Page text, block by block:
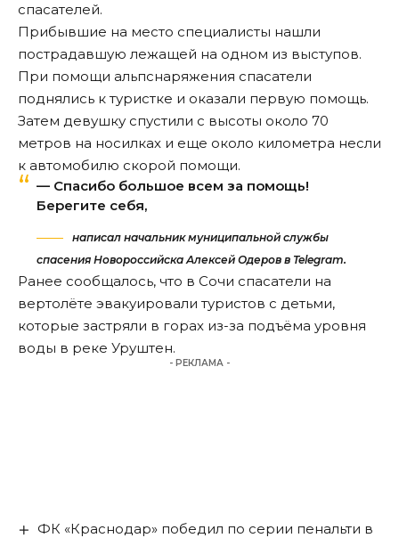
спасателей.
Прибывшие на место специалисты нашли
пострадавшую лежащей на одном из выступов.
При помощи альпснаряжения спасатели
поднялись к туристке и оказали первую помощь.
Затем девушку спустили с высоты около 70
метров на носилках и еще около километра несли
к автомобилю скорой помощи.
— Спасибо большое всем за помощь!
Берегите себя,
написал начальник муниципальной службы
спасения Новороссийска Алексей Одеров в Telegram.
Ранее сообщалось, что в Сочи спасатели на
вертолёте эвакуировали туристов с детьми,
которые застряли в горах из-за подъёма уровня
воды в реке Уруштен.
- РЕКЛАМА -
ФК «Краснодар» победил по серии пенальти в